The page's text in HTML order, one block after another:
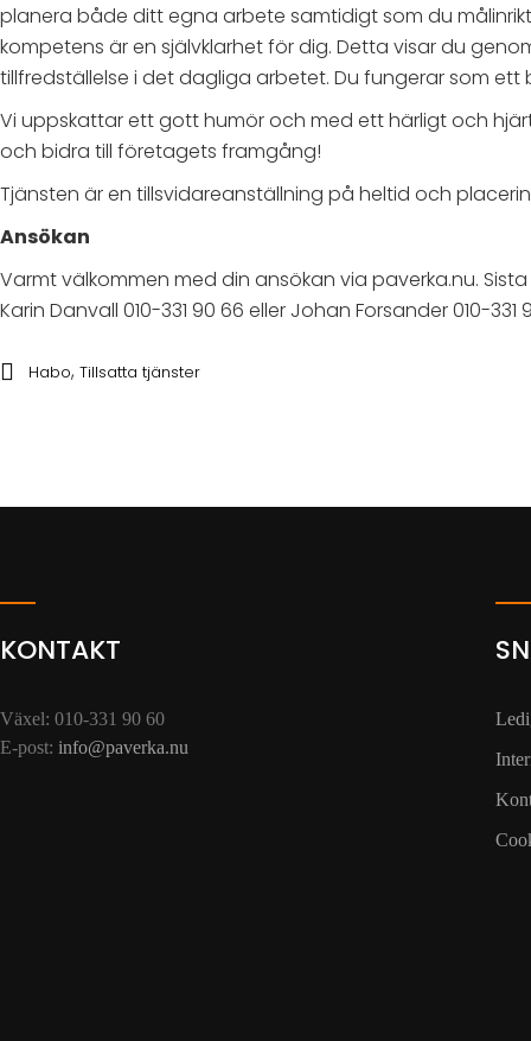
planera både ditt egna arbete samtidigt som du
kompetens är en självklarhet för dig. Detta visar du
tillfredställelse i det dagliga arbetet. Du fungerar som
Vi uppskattar ett gott humör och med ett härligt och
och bidra till företagets framgång!
Tjänsten är en tillsvidareanställning på heltid och
Ansökan
Varmt välkommen med din ansökan via paverka.nu.
Karin Danvall 010-331 90 66 eller Johan Forsander 010-331
Habo, Tillsatta tjänster
KONTAKT
Växel: 010-331 90 60
E-post: info@paverka.nu